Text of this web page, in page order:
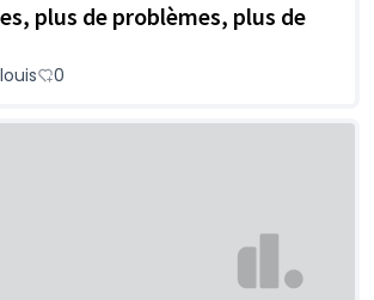
plus de problèmes, plus de
0